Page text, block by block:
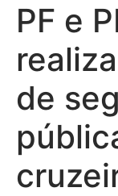
PF e
de